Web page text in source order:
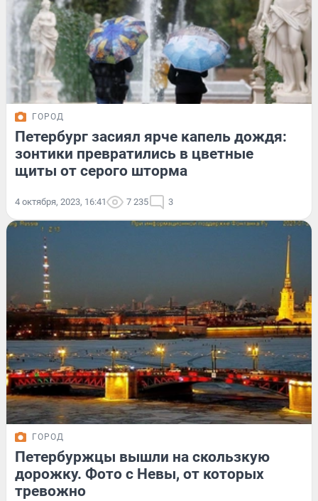
ГОРОД
Петербург засиял ярче капель дождя:
зонтики превратились в цветные
щиты от серого шторма
4 октября, 2023, 16:41 7 235 3
ГОРОД
Петербуржцы вышли на скользкую
дорожку. Фото с Невы, от которых
тревожно